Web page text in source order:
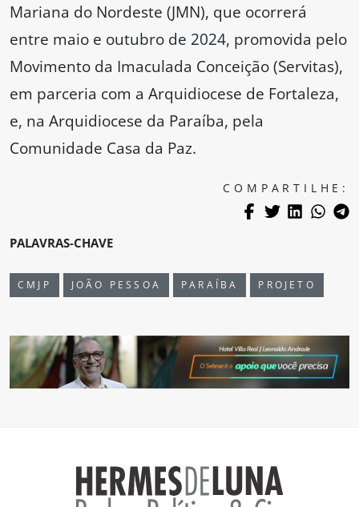
Mariana do Nordeste (JMN), que ocorrerá
entre maio e outubro de 2024, promovida pelo
Movimento da Imaculada Conceição (Servitas),
em parceria com a Arquidiocese de Fortaleza,
e, na Arquidiocese da Paraíba, pela
Comunidade Casa da Paz.
COMPARTILHE:
PALAVRAS-CHAVE
CMJP JOÃO PESSOA PARAÍBA PROJETO